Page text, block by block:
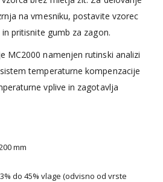
na vmesniku, postavite vzorec
pritisnite gumb za zagon.
MC2000 namenjen rutinski analizi
temperaturne kompenzacije
vplive in zagotavlja
mm
do 45% vlage (odvisno od vrste